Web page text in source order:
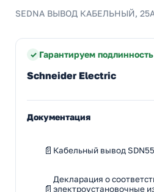
SEDNA ВЫВОД КАБЕЛЬНЫЙ,
Гарантируем
Schneider Electric
Документация
Кабельный вывод
Декларация о
электроустановочные